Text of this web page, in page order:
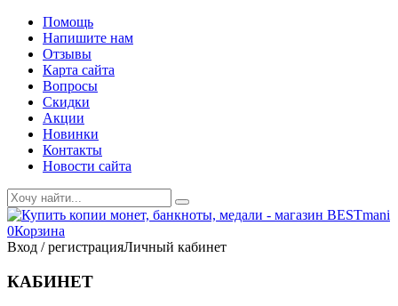
Помощь
Напишите нам
Отзывы
Карта сайта
Вопросы
Скидки
Акции
Новинки
Контакты
Новости сайта
0Корзина
Вход / регистрацияЛичный кабинет
КАБИНЕТ